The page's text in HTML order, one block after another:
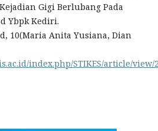
Gigi Berlubang Pada
Ybpk Kediri.
10(Maria Anita Yusiana, Dian
index.php/STIKES/article/view/